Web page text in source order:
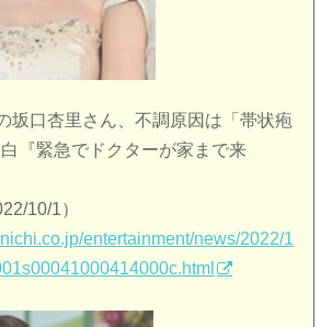
の坂口杏里さん、不調原因は「帯状疱
『緊急でドクターが家まで来
10/1）
entertainment/news/2022/1